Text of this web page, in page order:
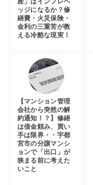
ッジになるか？修
繕費・火災保険・
金利の三重苦が教
える冷酷な現実！
【マンション管理
会社から突然の解
約通知！？】修繕
は借金頼み、買い
手は限界・・宇都
宮市の分譲マンシ
ョンで「出口」が
狭まる前に考えた
いこと